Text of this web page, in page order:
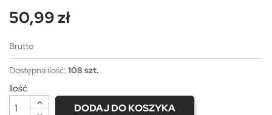
50,99 zł
Brutto
Dostępna ilość: 108 szt.
Ilość
DODAJ DO KOSZYKA